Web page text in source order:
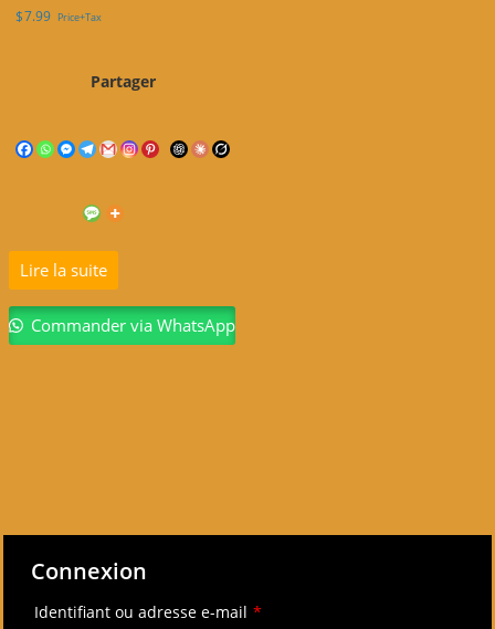
$7.99 Price+Tax
Partager
Lire la suite
Commander via WhatsApp
Connexion
Identifiant ou adresse e-mail *